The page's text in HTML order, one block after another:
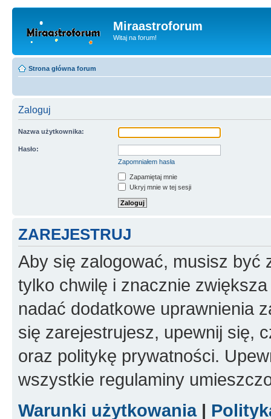
Miraastroforum
Witaj na forum!
Strona główna forum
Zaloguj
Nazwa użytkownika:
Hasło:
Zapomniałem hasła
Zapamiętaj mnie
Ukryj mnie w tej sesji
ZAREJESTRUJ
Aby się zalogować, musisz być
tylko chwilę i znacznie
nadać dodatkowe uprawnienia
się zarejestrujesz, upewnij się,
oraz politykę prywatności.
wszystkie regulaminy
Warunki użytkowania|